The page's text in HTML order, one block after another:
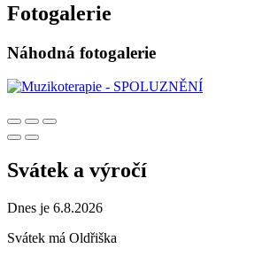
Fotogalerie
Náhodná fotogalerie
Svátek a výročí
Dnes je 6.8.2026
Svátek má Oldřiška